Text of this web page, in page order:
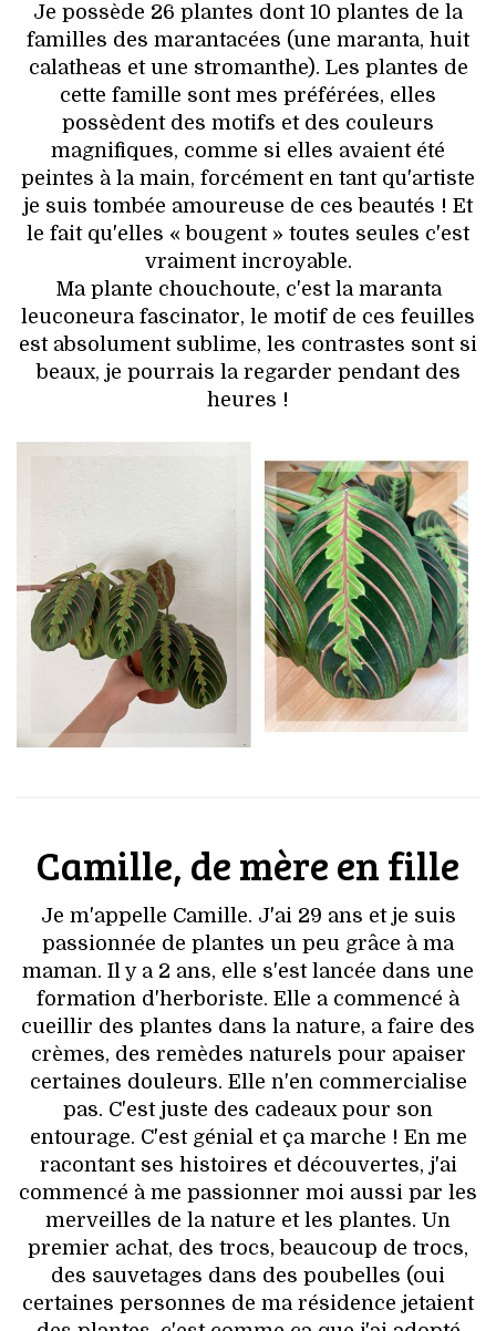
Je possède 26 plantes dont 10 plantes de la
familles des marantacées (une maranta, huit
calatheas et une stromanthe). Les plantes de
cette famille sont mes préférées, elles
possèdent des motifs et des couleurs
magnifiques, comme si elles avaient été
peintes à la main, forcément en tant qu'artiste
je suis tombée amoureuse de ces beautés ! Et
le fait qu'elles « bougent » toutes seules c'est
vraiment incroyable.
Ma plante chouchoute, c'est la maranta
leuconeura fascinator, le motif de ces feuilles
est absolument sublime, les contrastes sont si
beaux, je pourrais la regarder pendant des
heures !
Camille, de mère en fille
Je m'appelle Camille. J'ai 29 ans et je suis
passionnée de plantes un peu grâce à ma
maman. Il y a 2 ans, elle s'est lancée dans une
formation d'herboriste. Elle a commencé à
cueillir des plantes dans la nature, a faire des
crèmes, des remèdes naturels pour apaiser
certaines douleurs. Elle n'en commercialise
pas. C'est juste des cadeaux pour son
entourage. C'est génial et ça marche ! En me
racontant ses histoires et découvertes, j'ai
commencé à me passionner moi aussi par les
merveilles de la nature et les plantes. Un
premier achat, des trocs, beaucoup de trocs,
des sauvetages dans des poubelles (oui
certaines personnes de ma résidence jetaient